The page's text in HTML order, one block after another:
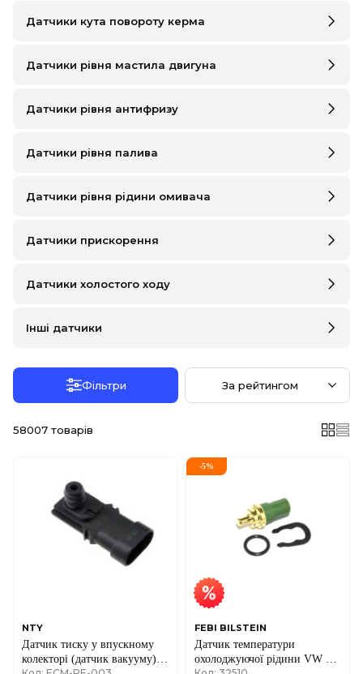
Датчики кута повороту керма
Датчики рівня мастила двигуна
Датчики рівня антифризу
Датчики рівня палива
Датчики рівня рідини омивача
Датчики прискорення
Датчики холостого ходу
Інші датчики
Фільтри За рейтингом
58007 товарів
NTY
Датчик тиску у впускному
колекторі (датчик вакууму)
-5%
FEBI BILSTEIN
Датчик температури
охолоджуючої рідини VW T4